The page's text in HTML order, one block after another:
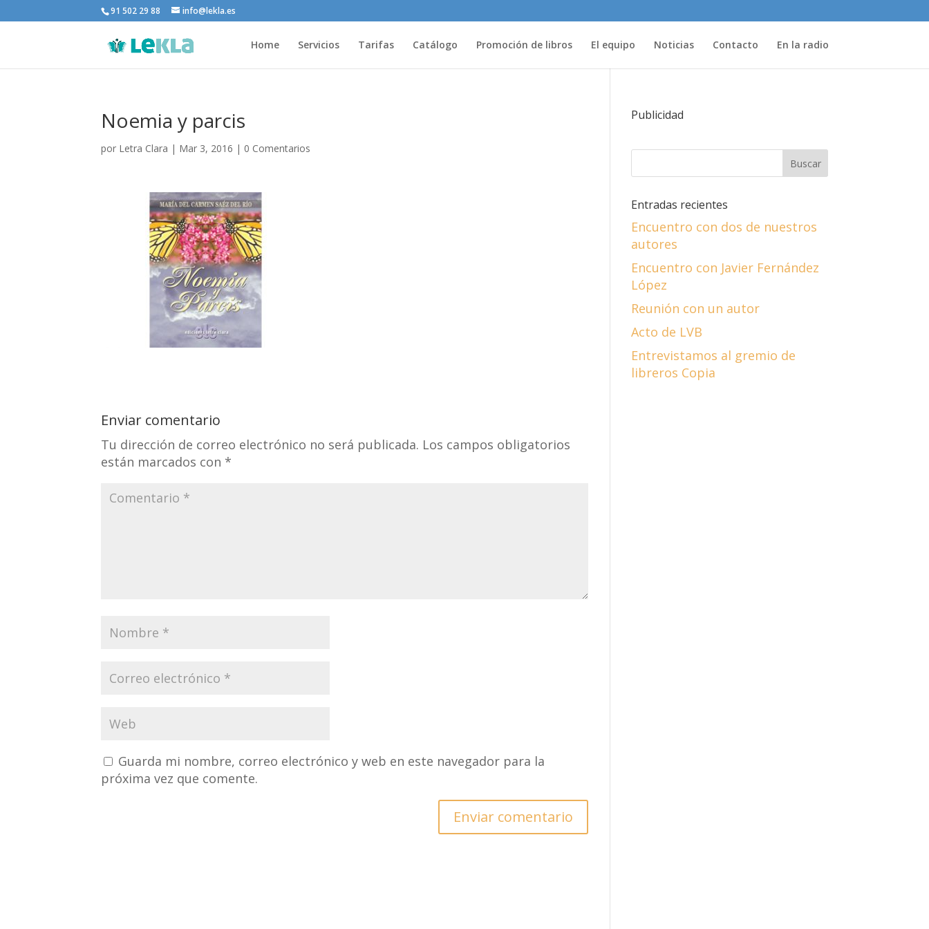
91 502 29 88 info@lekla.es
Home Servicios Tarifas Catálogo Promoción de libros El equipo Noticias Contacto En la radio
Noemia y parcis
por Letra Clara | Mar 3, 2016 | 0 Comentarios
Enviar comentario
Tu dirección de correo electrónico no será publicada. Los campos obligatorios
están marcados con *
Guarda mi nombre, correo electrónico y web en este navegador para la
próxima vez que comente.
Publicidad
Entradas recientes
Encuentro con dos de nuestros
autores
Encuentro con Javier Fernández
López
Reunión con un autor
Acto de LVB
Entrevistamos al gremio de
libreros Copia